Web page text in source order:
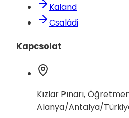
Kaland
Családi
Kapcsolat
Kızlar Pınarı,
Alanya/Antalya/